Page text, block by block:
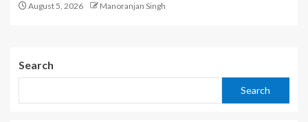
August 5, 2026 Manoranjan Singh
Search
Search